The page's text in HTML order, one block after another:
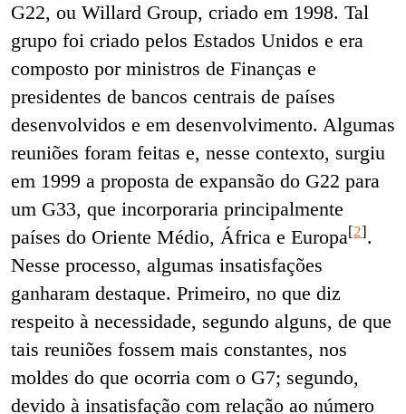
G22, ou Willard Group, criado em 1998. Tal
grupo foi criado pelos Estados Unidos e era
composto por ministros de Finanças e
presidentes de bancos centrais de países
desenvolvidos e em desenvolvimento. Algumas
reuniões foram feitas e, nesse contexto, surgiu
em 1999 a proposta de expansão do G22 para
um G33, que incorporaria principalmente
países do Oriente Médio, África e Europa[2].
Nesse processo, algumas insatisfações
ganharam destaque. Primeiro, no que diz
respeito à necessidade, segundo alguns, de que
tais reuniões fossem mais constantes, nos
moldes do que ocorria com o G7; segundo,
devido à insatisfação com relação ao número